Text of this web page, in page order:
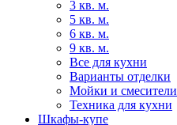
3 кв. м.
5 кв. м.
6 кв. м.
9 кв. м.
Все для кухни
Варианты отделки
Мойки и смесители
Техника для кухни
Шкафы-купе